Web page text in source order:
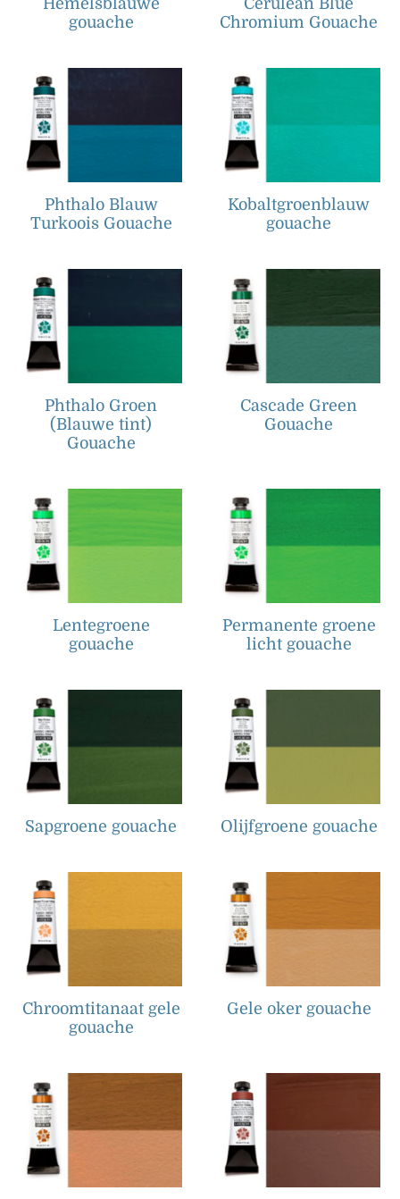
gouache
Chromium Gouache
Phthalo Blauw
Turkoois Gouache
Kobaltgroenblauw
gouache
Phthalo Groen
(Blauwe tint)
Gouache
Cascade Green
Gouache
Lentegroene
gouache
Permanente groene
licht gouache
Sapgroene gouache Olijfgroene gouache
Chroomtitanaat gele
gouache
Gele oker gouache